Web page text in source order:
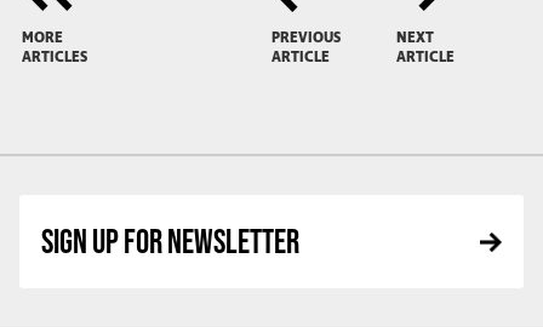
MORE
ARTICLES
PREVIOUS
ARTICLE
NEXT
ARTICLE
SIGN UP FOR NEWSLETTER